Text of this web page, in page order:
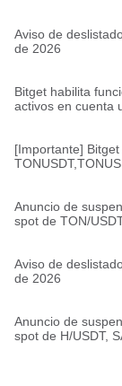
Aviso de
de 2026
Bitget habilita
activos en cuenta
[Importante]
Anuncio de
spot de TON/
Aviso de
de 2026
Anuncio de
spot de H/USDT,